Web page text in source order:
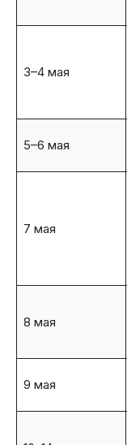
3–4 мая
5–6 мая
7 мая
8 мая
9 мая